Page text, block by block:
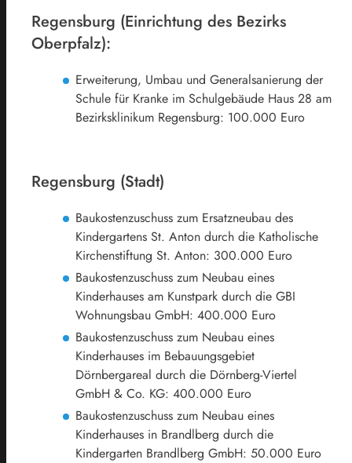
Regensburg (Einrichtung des Bezirks
Oberpfalz):
Erweiterung, Umbau und Generalsanierung der
Schule für Kranke im Schulgebäude Haus 28 am
Bezirksklinikum Regensburg: 100.000 Euro
Regensburg (Stadt)
Baukostenzuschuss zum Ersatzneubau des
Kindergartens St. Anton durch die Katholische
Kirchenstiftung St. Anton: 300.000 Euro
Baukostenzuschuss zum Neubau eines
Kinderhauses am Kunstpark durch die GBI
Wohnungsbau GmbH: 400.000 Euro
Baukostenzuschuss zum Neubau eines
Kinderhauses im Bebauungsgebiet
Dörnbergareal durch die Dörnberg-Viertel
GmbH & Co. KG: 400.000 Euro
Baukostenzuschuss zum Neubau eines
Kinderhauses in Brandlberg durch die
Kindergarten Brandlberg GmbH: 50.000 Euro